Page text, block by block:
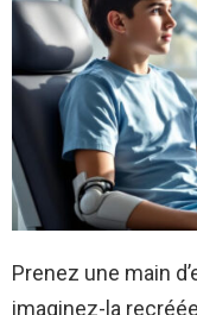
Prenez une main
imaginez-la